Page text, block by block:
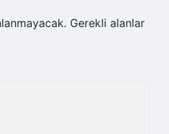
Gerekli alanlar